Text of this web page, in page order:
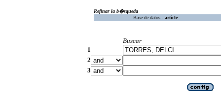
Refinar la b�squeda
Base de datos : article
Buscar
1
2
3